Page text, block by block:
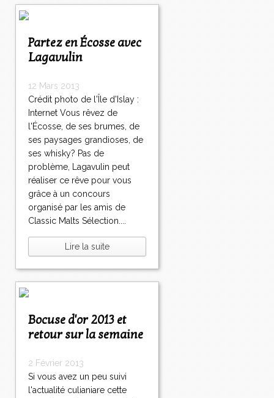
Partez en Écosse avec
Lagavulin
12 Mars 2013
Crédit photo de l'Île d'Islay :
Internet Vous rêvez de
l'Écosse, de ses brumes, de
ses paysages grandioses, de
ses whisky? Pas de
problème, Lagavulin peut
réaliser ce rêve pour vous
grâce à un concours
organisé par les amis de
Classic Malts Sélection....
Lire la suite
Bocuse d'or 2013 et
retour sur la semaine
2 Février 2013
Si vous avez un peu suivi
l'actualité culianiare cette